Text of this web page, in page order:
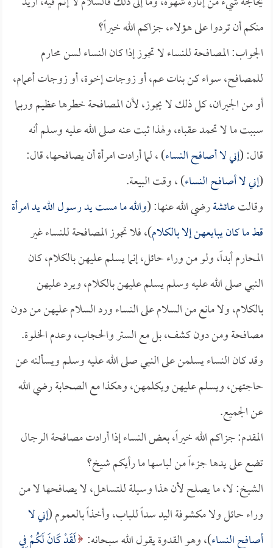
منكم أن تردوا على هؤلاء، جزاكم الله خيراً؟
الجواب: المصافحة للنساء لا تجوز إذا كان النساء لسن محارم
للمصافح، سواء كن بنات عم، أو زوجات إخوة، أو زوجات أعمام،
أو من الجيران، كل ذلك لا يجوز، لأن المصافحة خطرها عظيم وربما
سببت ما لا تحمد عقباه، ولهذا ثبت عنه صلى الله عليه وسلم أنه
قال: (إني لا أصافح النساء) ، لما أرادت امرأة أن يصافحها، قال:
(إني لا أصافح النساء) ، وقت البيعة.
وقالتعائشةرضي الله عنها: (والله ما مست يد رسول الله يد امرأة
قط ما كان يبايعهن إلا بالكلام)، فلا تجوز المصافحة للنساء غير
المحارم أبداً، ولو من وراء حائل، إنما يسلم عليهن بالكلام، كان
النبي صلى الله عليه وسلم يسلم عليهن بالكلام، ويرد عليهن
بالكلام، ولا مانع من السلام على النساء ورد السلام عليهن من دون
مصافحة ومن دون كشف، بل مع الستر والحجاب، وعدم الخلوة.
وقد كان النساء يسلمن على النبي صلى الله عليه وسلم ويسألنه عن
حاجتهن، ويسلم عليهن ويكلمهن، وهكذا مع الصحابة رضي الله
عن الجميع.
المقدم: جزاكم الله خيراً، بعض النساء إذا أرادت مصافحة الرجال
تضع على يدها جزءاً من لباسها ما رأيكم شيخ؟
الشيخ: لا، ما يصلح لأن هذا وسيلة للتساهل، لا يصافحها لا من
وراء حائل ولا مكشوفة اليد سداً للباب، وأخذاً بالعموم (إني لا
أصافح النساء)، وهو القدوة يقول الله سبحانه: لَقَدْ كَانَ لَكُمْ فِي